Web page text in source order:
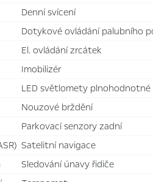
denní svícení
dotykové ovládání palubního
el. ovládání zrcátek
imobilizér
LED světlomety plnohodnotné
nouzové brždění
parkovací senzory zadní
satelitní navigace
sledování únavy řidiče